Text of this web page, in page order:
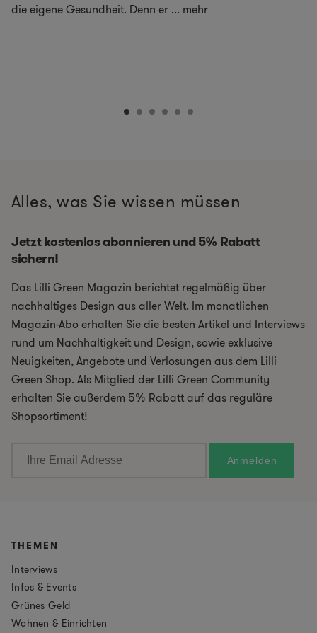
die eigene Gesundheit. Denn er ... mehr
Alles, was Sie wissen müssen
Jetzt kostenlos abonnieren und 5% Rabatt
sichern!
Das Lilli Green Magazin berichtet regelmäßig über
nachhaltiges Design aus aller Welt. Im monatlichen
Magazin-Abo erhalten Sie die besten Artikel und Interviews
rund um Nachhaltigkeit und Design, sowie exklusive
Neuigkeiten, Angebote und Verlosungen aus dem Lilli
Green Shop. Als Mitglied der Lilli Green Community
erhalten Sie außerdem 5% Rabatt auf das reguläre
Shopsortiment!
THEMEN
Interviews
Infos & Events
Grünes Geld
Wohnen & Einrichten